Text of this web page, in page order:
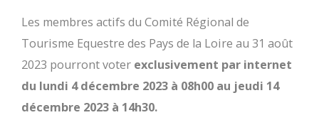
Les membres actifs du Comité Régional de
Tourisme Equestre des Pays de la Loire au 31 août
2023 pourront voter exclusivement par internet
du lundi 4 décembre 2023 à 08h00 au jeudi 14
décembre 2023 à 14h30.